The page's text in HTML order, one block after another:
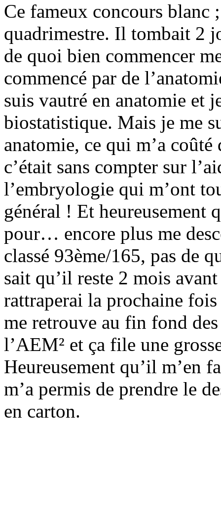
Ce fameux concours blanc
quadrimestre. Il tombait 2
de quoi bien commencer
commencé par de
suis vautré en anatomie et
biostatistique. Mais je me
anatomie, ce qui m’a
c’était sans compter sur
l’embryologie qui m’ont
général ! Et
pour… encore plus me
classé 93ème/165, pas de
sait qu’il reste 2 mois
rattraperai la prochaine
me retrouve au fin fond
l’AEM² et ça file une
Heureusement qu’il m’en
m’a permis de prendre le
en carton.